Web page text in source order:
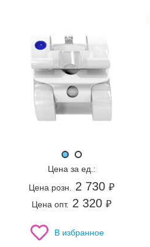
Цена за ед.:
Цена розн.
2 730 ₽
Цена опт. 2 320 ₽
В избранное